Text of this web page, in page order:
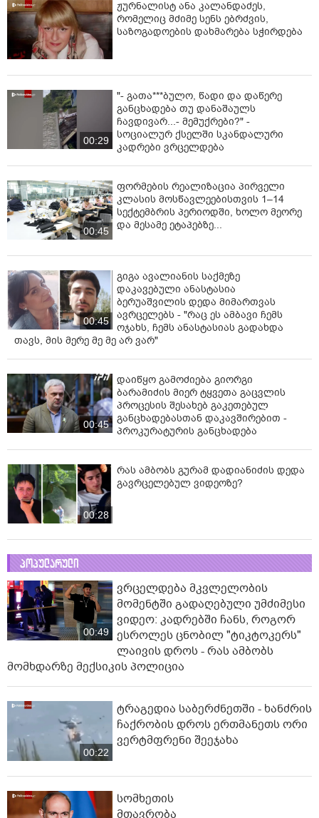
ჟურნალისტ ანა კალანდაძეს,
რომელიც მძიმე სენს ებრძვის,
საზოგადოების დახმარება სჭირდება
00:29
"- გათა***ბულო, წადი და დაწერე
განცხადება თუ დანაშაულს
ჩავდივარ...- მემუქრები?" -
სოციალურ ქსელში სკანდალური
კადრები ვრცელდება
00:45
ფორმების რეალიზაცია პირველი
კლასის მოსწავლეებისთვის 1–14
სექტემბრის პერიოდში, ხოლო მეორე
და მესამე ეტაპებზე...
00:45
გიგა ავალიანის საქმეზე
დაკავებული ანასტასია
ბერუაშვილის დედა მიმართვას
ავრცელებს - "რაც ეს ამბავი ჩემს
ოჯახს, ჩემს ანასტასიას გადახდა
თავს, მის მერე მე მე არ ვარ"
00:45
დაიწყო გამოძიება გიორგი
ბარამიძის მიერ ტყვეთა გაცვლის
პროცესის შესახებ გაკეთებულ
განცხადებასთან დაკავშირებით -
პროკურატურის განცხადება
00:28
რას ამბობს გურამ დადიანიძის დედა
გავრცელებულ ვიდეოზე?
პოპულარული
00:49
ვრცელდება მკვლელობის
მომენტში გადაღებული უმძიმესი
ვიდეო: კადრებში ჩანს, როგორ
ესროლეს ცნობილ "ტიკტოკერს"
ლაივის დროს - რას ამბობს
მომხდარზე მექსიკის პოლიცია
00:22
ტრაგედია საბერძნეთში - ხანძრის
ჩაქრობის დროს ერთმანეთს ორი
ვერტმფრენი შეეჯახა
სომხეთის
მთავრობა